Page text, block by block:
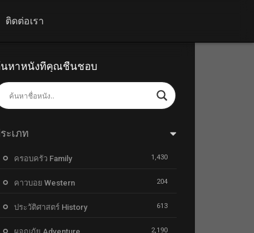
ติดต่อเรา
หาหนังที่คุณชื่นชอบ
ะเภท
ครอบครัว Family 1,430
คาวบอย Western 204
ประวัติศาสตร์ History 613
2,190